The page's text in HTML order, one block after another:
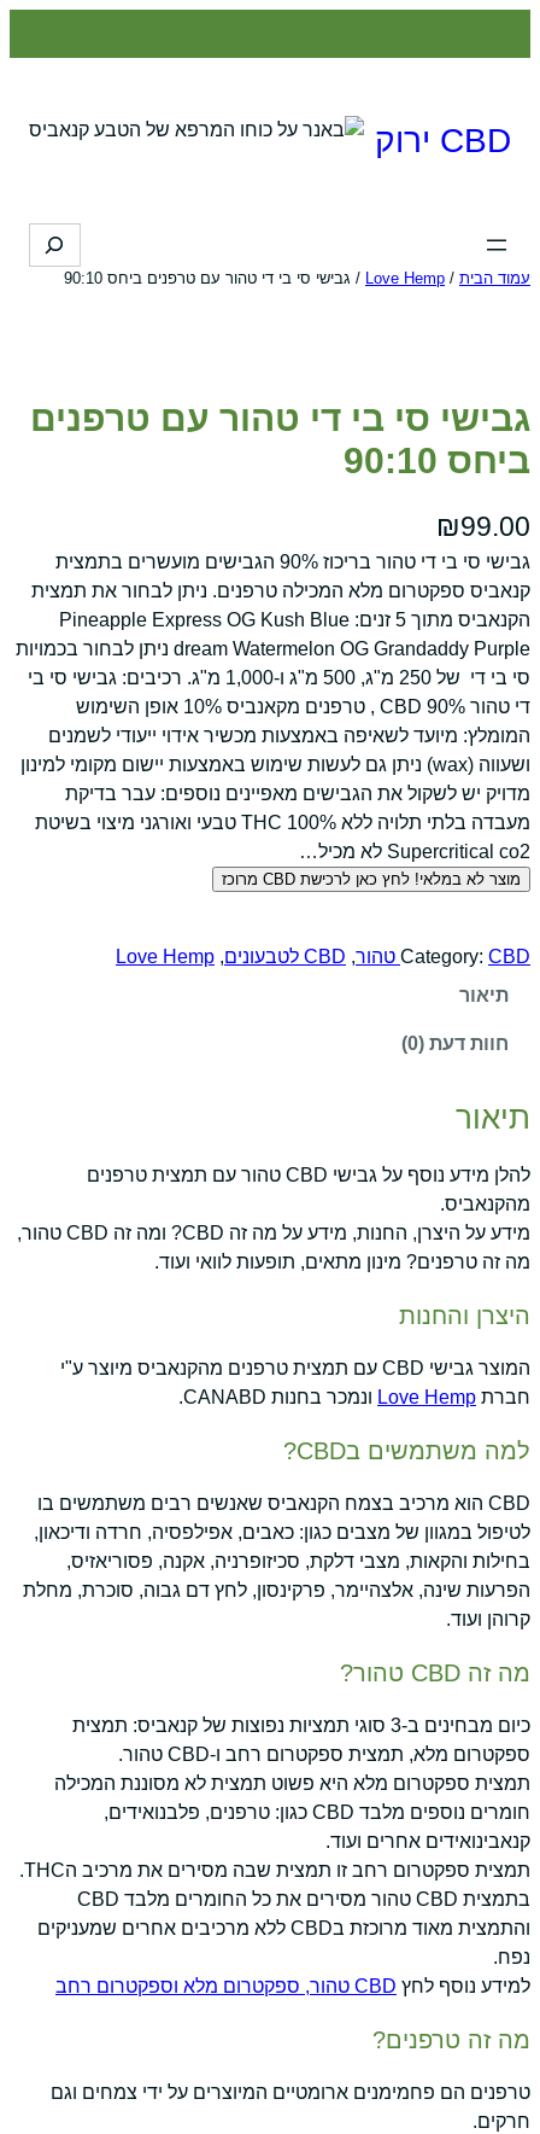
CBD ירוק
Search
עמוד הבית /
Love Hemp / גבישי סי בי די טהור עם טרפנים ביחס 90:10
גבישי סי בי די טהור עם טרפנים
ביחס 90:10
₪99.00
גבישי סי בי די טהור בריכוז 90% הגבישים מועשרים בתמצית
קנאביס ספקטרום מלא המכילה טרפנים. ניתן לבחור את תמצית
הקנאביס מתוך 5 זנים: Pineapple Express OG Kush Blue
dream Watermelon OG Grandaddy Purple ניתן לבחור בכמויות
סי בי די של 250 מ"ג, 500 מ"ג ו-1,000 מ"ג. רכיבים: גבישי סי בי
די טהור 90% CBD , טרפנים מקאנביס 10% אופן השימוש
המומלץ: מיועד לשאיפה באמצעות מכשיר אידוי ייעודי לשמנים
ושעווה (wax) ניתן גם לעשות שימוש באמצעות יישום מקומי למינון
מדויק יש לשקול את הגבישים מאפיינים נוספים: עבר בדיקת
מעבדה בלתי תלויה ללא THC 100% טבעי ואורגני מיצוי בשיטת
Supercritical co2 לא מכיל…
מוצר לא במלאי! לחץ כאן לרכישת CBD מרוכז
Category: CBD טהור , CBD לטבעונים ,
Love Hemp
תיאור
חוות דעת (0)
תיאור
להלן מידע נוסף על גבישי CBD טהור עם תמצית טרפנים
מהקנאביס.
מידע על היצרן, החנות, מידע על מה זה CBD? ומה זה CBD טהור,
מה זה טרפנים? מינון מתאים, תופעות לוואי ועוד.
היצרן והחנות
המוצר גבישי CBD עם תמצית טרפנים מהקנאביס מיוצר ע"י
חברת Love Hemp ונמכר בחנות CANABD.
למה משתמשים בCBD?
CBD הוא מרכיב בצמח הקנאביס שאנשים רבים משתמשים בו
לטיפול במגוון של מצבים כגון: כאבים, אפילפסיה, חרדה ודיכאון,
בחילות והקאות, מצבי דלקת, סכיזופרניה, אקנה, פסוריאזיס,
הפרעות שינה, אלצהיימר, פרקינסון, לחץ דם גבוה, סוכרת, מחלת
קרוהן ועוד.
מה זה CBD טהור?
כיום מבחינים ב-3 סוגי תמציות נפוצות של קנאביס: תמצית
ספקטרום מלא, תמצית ספקטרום רחב ו-CBD טהור.
תמצית ספקטרום מלא היא פשוט תמצית לא מסוננת המכילה
חומרים נוספים מלבד CBD כגון: טרפנים, פלבנואידים,
קנאבינואידים אחרים ועוד.
תמצית ספקטרום רחב זו תמצית שבה מסירים את מרכיב הTHC.
בתמצית CBD טהור מסירים את כל החומרים מלבד CBD
והתמצית מאוד מרוכזת בCBD ללא מרכיבים אחרים שמעניקים
נפח.
למידע נוסף לחץ CBD טהור, ספקטרום מלא וספקטרום רחב
מה זה טרפנים?
טרפנים הם פחמימנים ארומטיים המיוצרים על ידי צמחים וגם
חרקים.